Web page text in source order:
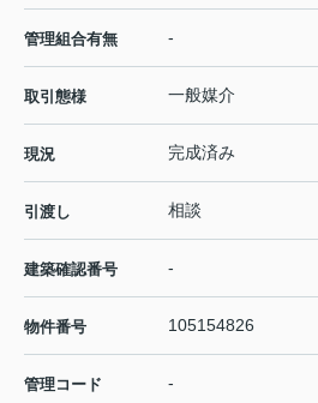
管理組合有無 -
取引態様 一般媒介
現況 完成済み
引渡し 相談
建築確認番号 -
物件番号 105154826
管理コード -